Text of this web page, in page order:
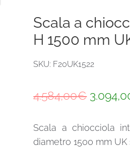
Scala a
H 1500 mm
SKU: F20UK1522
4.584,00€ Il
Scala a chiocciola
diametro 1500 mm